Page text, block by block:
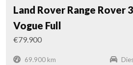
Land Rover Range Rover
Vogue Full
€79.900
69.900 km